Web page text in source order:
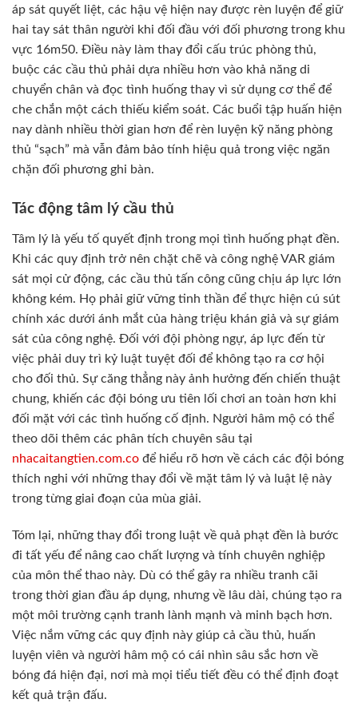
áp sát quyết liệt, các hậu vệ hiện nay được rèn luyện để giữ
hai tay sát thân người khi đối đầu với đối phương trong khu
vực 16m50. Điều này làm thay đổi cấu trúc phòng thủ,
buộc các cầu thủ phải dựa nhiều hơn vào khả năng di
chuyển chân và đọc tình huống thay vì sử dụng cơ thể để
che chắn một cách thiếu kiểm soát. Các buổi tập huấn hiện
nay dành nhiều thời gian hơn để rèn luyện kỹ năng phòng
thủ “sạch” mà vẫn đảm bảo tính hiệu quả trong việc ngăn
chặn đối phương ghi bàn.
Tác động tâm lý cầu thủ
Tâm lý là yếu tố quyết định trong mọi tình huống phạt đền.
Khi các quy định trở nên chặt chẽ và công nghệ VAR giám
sát mọi cử động, các cầu thủ tấn công cũng chịu áp lực lớn
không kém. Họ phải giữ vững tinh thần để thực hiện cú sút
chính xác dưới ánh mắt của hàng triệu khán giả và sự giám
sát của công nghệ. Đối với đội phòng ngự, áp lực đến từ
việc phải duy trì kỷ luật tuyệt đối để không tạo ra cơ hội
cho đối thủ. Sự căng thẳng này ảnh hưởng đến chiến thuật
chung, khiến các đội bóng ưu tiên lối chơi an toàn hơn khi
đối mặt với các tình huống cố định. Người hâm mộ có thể
theo dõi thêm các phân tích chuyên sâu tại
nhacaitangtien.com.co để hiểu rõ hơn về cách các đội bóng
thích nghi với những thay đổi về mặt tâm lý và luật lệ này
trong từng giai đoạn của mùa giải.
Tóm lại, những thay đổi trong luật về quả phạt đền là bước
đi tất yếu để nâng cao chất lượng và tính chuyên nghiệp
của môn thể thao này. Dù có thể gây ra nhiều tranh cãi
trong thời gian đầu áp dụng, nhưng về lâu dài, chúng tạo ra
một môi trường cạnh tranh lành mạnh và minh bạch hơn.
Việc nắm vững các quy định này giúp cả cầu thủ, huấn
luyện viên và người hâm mộ có cái nhìn sâu sắc hơn về
bóng đá hiện đại, nơi mà mọi tiểu tiết đều có thể định đoạt
kết quả trận đấu.